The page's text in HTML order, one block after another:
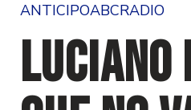
ANTICIPOABCRADIO
Luciano